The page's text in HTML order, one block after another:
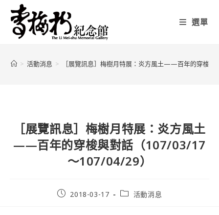
選單
> 活動消息 > ［展覽訊息］梅樹月特展：炎方風土——百年的穿梭
［展覽訊息］梅樹月特展：炎方風土
——百年的穿梭與對話（107/03/17
～107/04/29）
2018-03-17 活動消息